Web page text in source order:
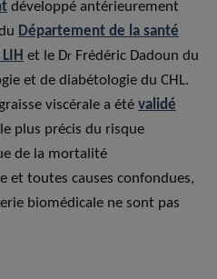
développé antérieurement
Département de la santé
et le Dr Frédéric Dadoun du
et de diabétologie du CHL.
viscérale a été validé
plus précis du risque
de la mortalité
et toutes causes confondues,
biomédicale ne sont pas